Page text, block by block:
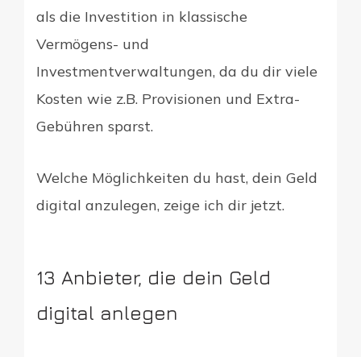
als die Investition in klassische
Vermögens- und
Investmentverwaltungen, da du dir viele
Kosten wie z.B. Provisionen und Extra-
Gebühren sparst.
Welche Möglichkeiten du hast, dein Geld
digital anzulegen, zeige ich dir jetzt.
13 Anbieter, die dein Geld
digital anlegen